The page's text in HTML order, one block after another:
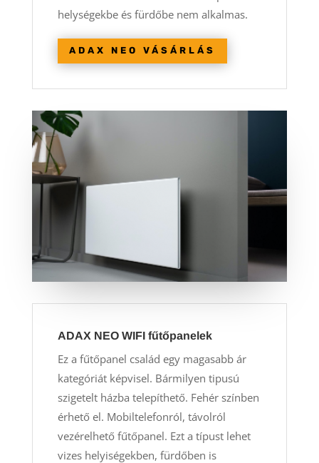
helységekbe és fürdőbe nem alkalmas.
ADAX NEO VÁSÁRLÁS
ADAX NEO WIFI fűtőpanelek
Ez a fűtőpanel család egy magasabb ár
kategóriát képvisel. Bármilyen tipusú
szigetelt házba telepíthető. Fehér színben
érhető el. Mobiltelefonról, távolról
vezérelhető fűtőpanel. Ezt a típust lehet
vizes helyiségekben, fürdőben is